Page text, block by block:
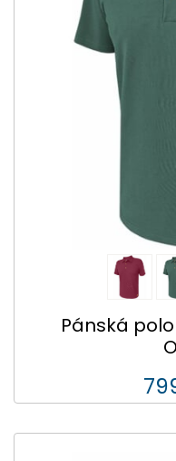
Pánská